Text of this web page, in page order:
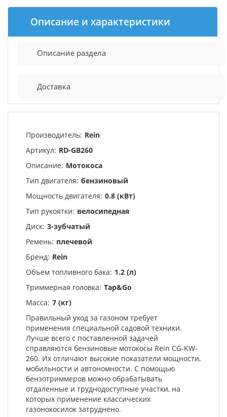
Описание и характеристики
Описание раздела
Доставка
Производитель: Rein
Артикул: RD-GB260
Описание: Мотокоса
Тип двигателя: бензиновый
Мощность двигателя: 0.8 (кВт)
Тип рукоятки: велосипедная
Диск: 3-зубчатый
Ремень: плечевой
Бренд: Rein
Объем топливного бака: 1.2 (л)
Триммерная головка: Tap&Go
Масса: 7 (кг)
Правильный уход за газоном требует
применения специальной садовой техники.
Лучше всего с поставленной задачей
справляются бензиновые мотокосы Rein CG-KW-
260. Их отличают высокие показатели мощности,
мобильности и автономности. С помощью
бензотриммеров можно обрабатывать
отдаленные и труднодоступные участки, на
которых применение классических
газонокосилок затруднено.